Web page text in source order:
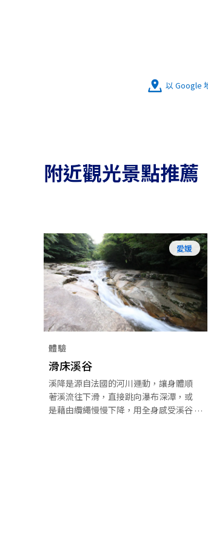
以 Google
附近觀光景點推薦
愛媛
體驗
滑床溪谷
溪降是源自法國的河川運動，讓身體順
著溪流往下滑，直接跳向瀑布深潭，或
是藉由纜繩慢慢下降，用全身感受溪谷